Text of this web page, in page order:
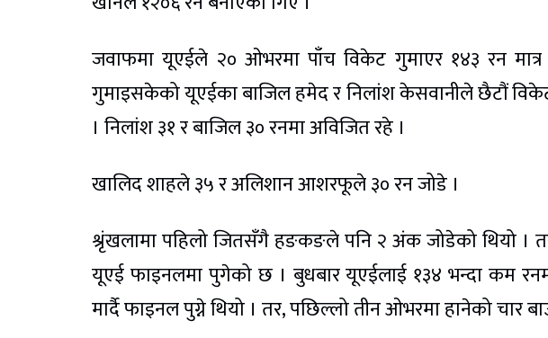
जवाफमा यूएईले २० ओभरमा पाँच विकेट गुमाएर १४३ रन
गुमाइसकेको यूएईका बाजिल हमेद र निलांश केसवानीले छैटौं
। निलांश ३१ र बाजिल ३० रनमा अविजित रहे ।
खालिद शाहले ३५ र अलिशान आशरफूले ३० रन जोडे ।
श्रृंखलामा पहिलो जितसँगै हङकङले पनि २ अंक जोडेको थियो ।
यूएई फाइनलमा पुगेको छ । बुधबार यूएईलाई १३४ भन्दा कम
मार्दै फाइनल पुग्ने थियो । तर, पछिल्लो तीन ओभरमा हानेको चार